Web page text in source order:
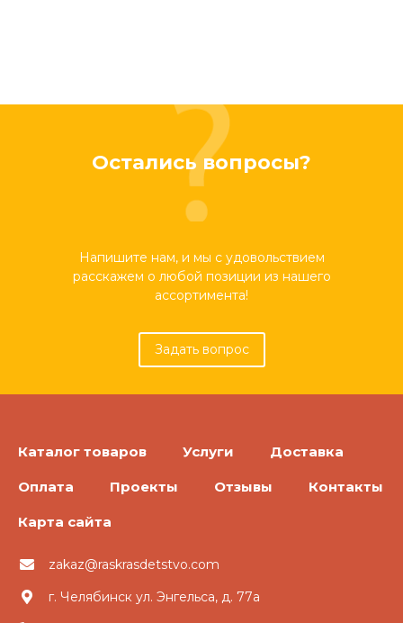
Остались вопросы?
Напишите нам, и мы с удовольствием
расскажем о любой позиции из нашего
ассортимента!
Задать вопрос
Каталог товаров Услуги Доставка
Оплата Проекты Отзывы Контакты
Карта сайта
zakaz@raskrasdetstvo.com
г. Челябинск ул. Энгельса, д. 77а